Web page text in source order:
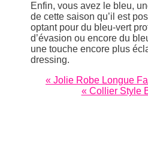
Enfin, vous avez le bleu,
de cette saison qu’il est
optant pour du bleu-vert
d’évasion ou encore du
une touche encore plus
dressing.
« Jolie Robe Longue
« Collier Style